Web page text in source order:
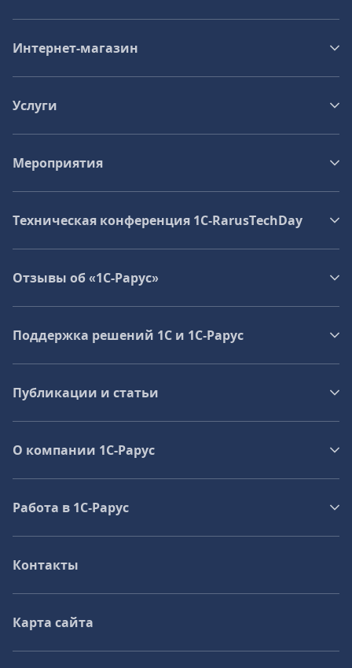
Интернет-магазин
Услуги
Мероприятия
Техническая конференция 1C‑RarusTechDay
Отзывы об «1С-Рарус»
Поддержка решений 1С и 1С‑Рарус
Публикации и статьи
О компании 1C-Рарус
Работа в 1С‑Рарус
Контакты
Карта сайта